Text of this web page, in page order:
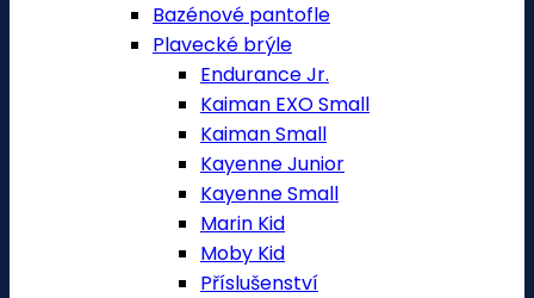
Bazénové pantofle
Plavecké brýle
Endurance Jr.
Kaiman EXO Small
Kaiman Small
Kayenne Junior
Kayenne Small
Marin Kid
Moby Kid
Příslušenství